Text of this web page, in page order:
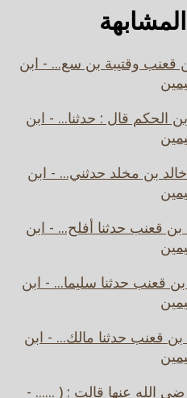
قعنب وقتيبة بن سع... - ابن
الحكم قال : حدثنا... - ابن
بن مخلد حدثني... - ابن
قعنب حدثنا أفلح... - ابن
قعنب حدثنا سليما... - ابن
قعنب حدثنا مالك... - ابن
الله عنها قالت : ( ...... -